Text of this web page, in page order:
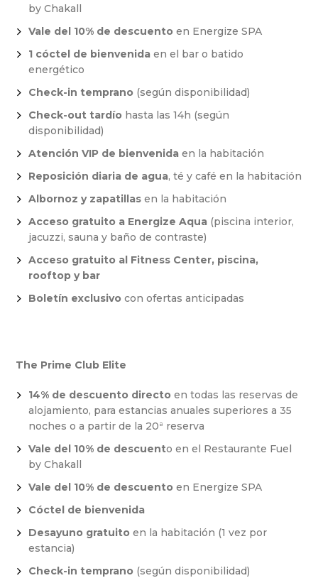
by Chakall
Vale del 10% de descuento en Energize SPA
1 cóctel de bienvenida en el bar o batido
energético
Check-in temprano (según disponibilidad)
Check-out tardío hasta las 14h (según
disponibilidad)
Atención VIP de bienvenida en la habitación
Reposición diaria de agua, té y café en la habitación
Albornoz y zapatillas en la habitación
Acceso gratuito a Energize Aqua (piscina interior,
jacuzzi, sauna y baño de contraste)
Acceso gratuito al Fitness Center, piscina,
rooftop y bar
Boletín exclusivo con ofertas anticipadas
The Prime Club Elite
14% de descuento directo en todas las reservas de
alojamiento, para estancias anuales superiores a 35
noches o a partir de la 20ª reserva
Vale del 10% de descuento en el Restaurante Fuel
by Chakall
Vale del 10% de descuento en Energize SPA
Cóctel de bienvenida
Desayuno gratuito en la habitación (1 vez por
estancia)
Check-in temprano (según disponibilidad)